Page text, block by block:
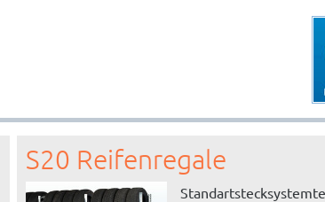
S20 Reifenregale